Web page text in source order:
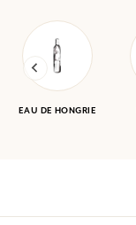
EAU DE HONGRIE